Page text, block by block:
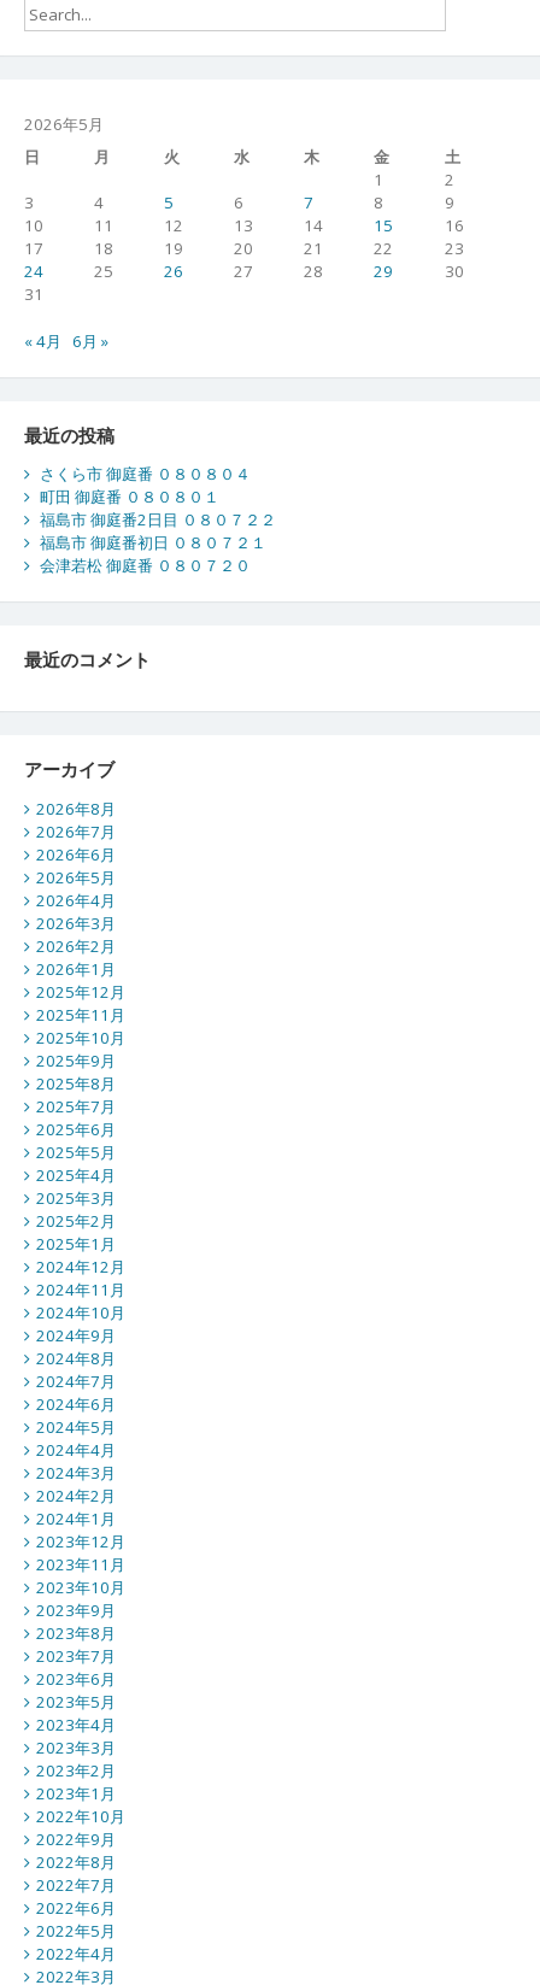
2026年5月
日
月 火 水 木 金
土
1
2
3
4 5 6 7 8
9
10
11 12 13 14 15
16
17
18 19 20 21 22
23
24
25 26 27 28 29
30
31
« 4月 6月 »
最近の投稿
さくら市 御庭番 ０８０８０４
町田 御庭番 ０８０８０１
福島市 御庭番2日目 ０８０７２２
福島市 御庭番初日 ０８０７２１
会津若松 御庭番 ０８０７２０
最近のコメント
アーカイブ
2026年8月
2026年7月
2026年6月
2026年5月
2026年4月
2026年3月
2026年2月
2026年1月
2025年12月
2025年11月
2025年10月
2025年9月
2025年8月
2025年7月
2025年6月
2025年5月
2025年4月
2025年3月
2025年2月
2025年1月
2024年12月
2024年11月
2024年10月
2024年9月
2024年8月
2024年7月
2024年6月
2024年5月
2024年4月
2024年3月
2024年2月
2024年1月
2023年12月
2023年11月
2023年10月
2023年9月
2023年8月
2023年7月
2023年6月
2023年5月
2023年4月
2023年3月
2023年2月
2023年1月
2022年10月
2022年9月
2022年8月
2022年7月
2022年6月
2022年5月
2022年4月
2022年3月